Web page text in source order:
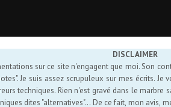
DISCLAIMER
sur ce site n'engagent que moi. Son
Je suis assez scrupuleux sur mes écrits.
techniques. Rien n'est gravé dans le
dites "alternatives"... De ce fait, mon avis,